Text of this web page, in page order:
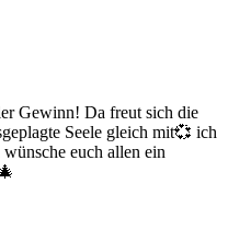
Gewinn! Da freut sich die
Seele gleich mit💞 ich
euch allen ein